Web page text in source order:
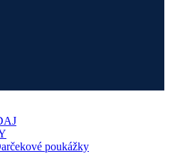
poukážky